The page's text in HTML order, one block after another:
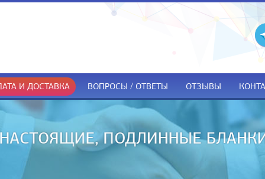
И ДОСТАВКА ВОПРОСЫ / ОТВЕТЫ ОТЗЫВЫ
ТОЛЬКО ПРИ